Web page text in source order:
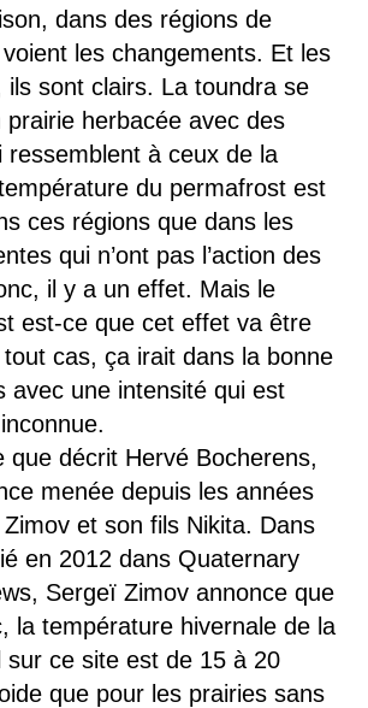
dans des régions de
les changements. Et les
ils sont clairs. La toundra se
herbacée avec des
ressemblent à ceux de la
du permafrost est
ces régions que dans les
qui n’ont pas l’action des
il y a un effet. Mais le
est-ce que cet effet va être
cas, ça irait dans la bonne
avec une intensité qui est
que décrit Hervé Bocherens,
menée depuis les années
et son fils Nikita. Dans
en 2012 dans Quaternary
Sergeï Zimov annonce que
la température hivernale de la
sur ce site est de 15 à 20
que pour les prairies sans